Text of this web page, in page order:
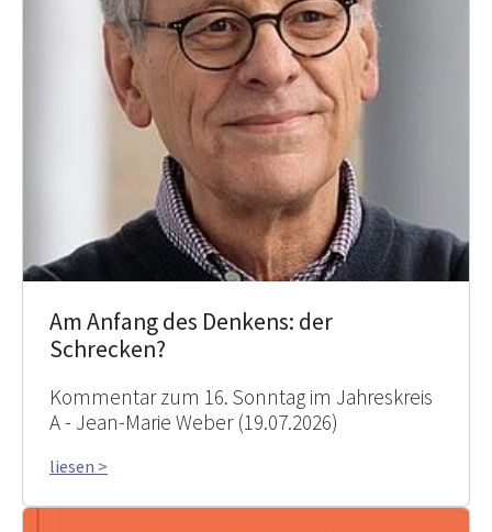
Am Anfang des Denkens: der
Schrecken?
Kommentar zum 16. Sonntag im Jahreskreis
A - Jean-Marie Weber (19.07.2026)
liesen >